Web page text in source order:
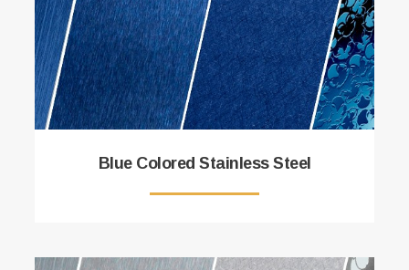
Blue Colored Stainless Steel